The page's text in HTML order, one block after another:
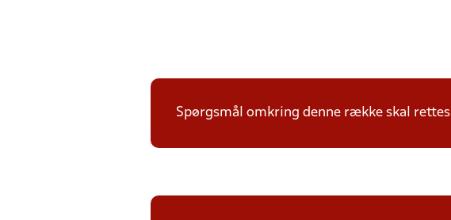
Spørgsmål omkring denne række skal